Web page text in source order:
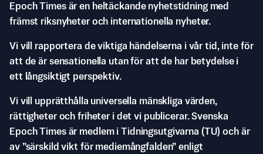
Epoch Times är en heltäckande nyhetstidning med
främst riksnyheter och internationella nyheter.
Vi vill rapportera de viktiga händelserna i vår tid, inte för
att de är sensationella utan för att de har betydelse i
ett långsiktigt perspektiv.
Vi vill upprätthålla universella mänskliga värden,
rättigheter och friheter i det vi publicerar. Svenska
Epoch Times är medlem i Tidningsutgivarna (TU) och är
av ”särskild vikt för mediemångfalden” enligt